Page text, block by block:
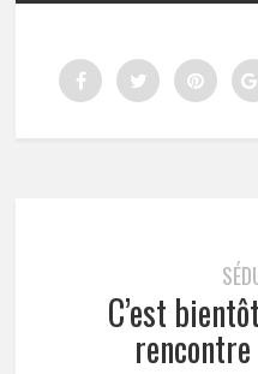
C’est